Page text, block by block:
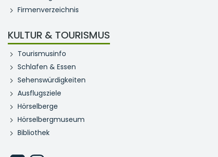
Firmenverzeichnis
KULTUR & TOURISMUS
Tourismusinfo
Schlafen & Essen
Sehenswürdigkeiten
Ausflugsziele
Hörselberge
Hörselbergmuseum
Bibliothek